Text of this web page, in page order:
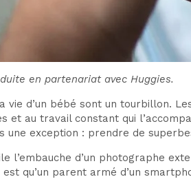
en partenariat avec Huggies.
vie d’un bébé sont un tourbillon.
et au travail constant qui
une exception : prendre de
l’embauche d’un photographe
qu’un parent armé d’un